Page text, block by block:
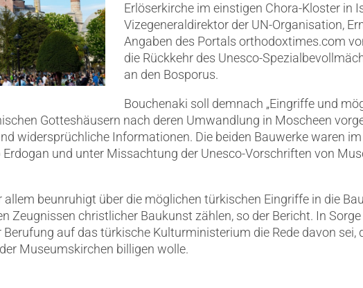
Erlöserkirche im einstigen Chora-Kloster in
Vizegeneraldirektor der UN-Organisation,
Angaben des Portals orthodoxtimes.com
die Rückkehr des Unesco-
an den Bosporus.
Bouchenaki soll demnach „Eingriffe und
Gotteshäusern nach deren Umwandlung in Moscheen
widersprüchliche Informationen. Die beiden Bauwerke waren
Erdogan und unter Missachtung der Unesco-Vorschriften von
allem beunruhigt über die möglichen türkischen Eingriffe in die
Zeugnissen christlicher Baukunst zählen, so der Bericht. In
auf das türkische Kulturministerium die Rede davon sei,
Museumskirchen billigen wolle.